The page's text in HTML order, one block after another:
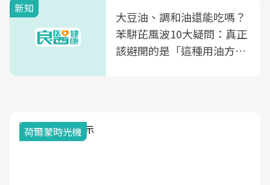
新知
大豆油、調和油還能吃嗎？
苯駢芘風波10大疑問：真正
該避開的是「這種用油方
荷爾蒙時光機